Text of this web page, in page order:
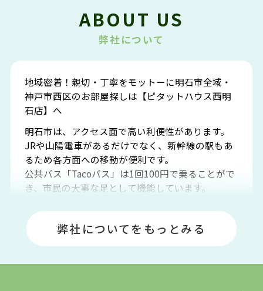
ABOUT US
弊社について
地域密着！親切・丁寧をモットーに明石市全域・
神戸市西区のお部屋探しは【ピタットハウス西明
石店】へ
明石市は、アクセス面で高い利便性があります。
JRや山陽電車があるだけでなく、新幹線の駅もあ
るため各方面への移動が便利です。
公共バス「Tacoバス」は1回100円で乗ることがで
き、市民の大事な足として機能しています。
場や釣りスポットが多くあります。JR「大久保
駅」周辺には、ビブレ・イオンをはじめとした買
い物施設も多くあり、買い物にも困りません。
弊社についてをもっとみる